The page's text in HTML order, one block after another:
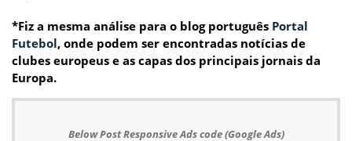
*Fiz a mesma análise para o blog português Portal
Futebol, onde podem ser encontradas notícias de
clubes europeus e as capas dos principais jornais da
Europa.
Below Post Responsive Ads code (Google Ads)